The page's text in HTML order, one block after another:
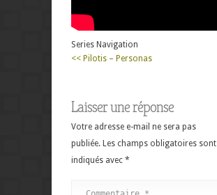
Series Navigation
<< Pilotis – Personas
Laisser une réponse
Votre adresse e-mail ne sera pas
publiée. Les champs obligatoires sont
indiqués avec *